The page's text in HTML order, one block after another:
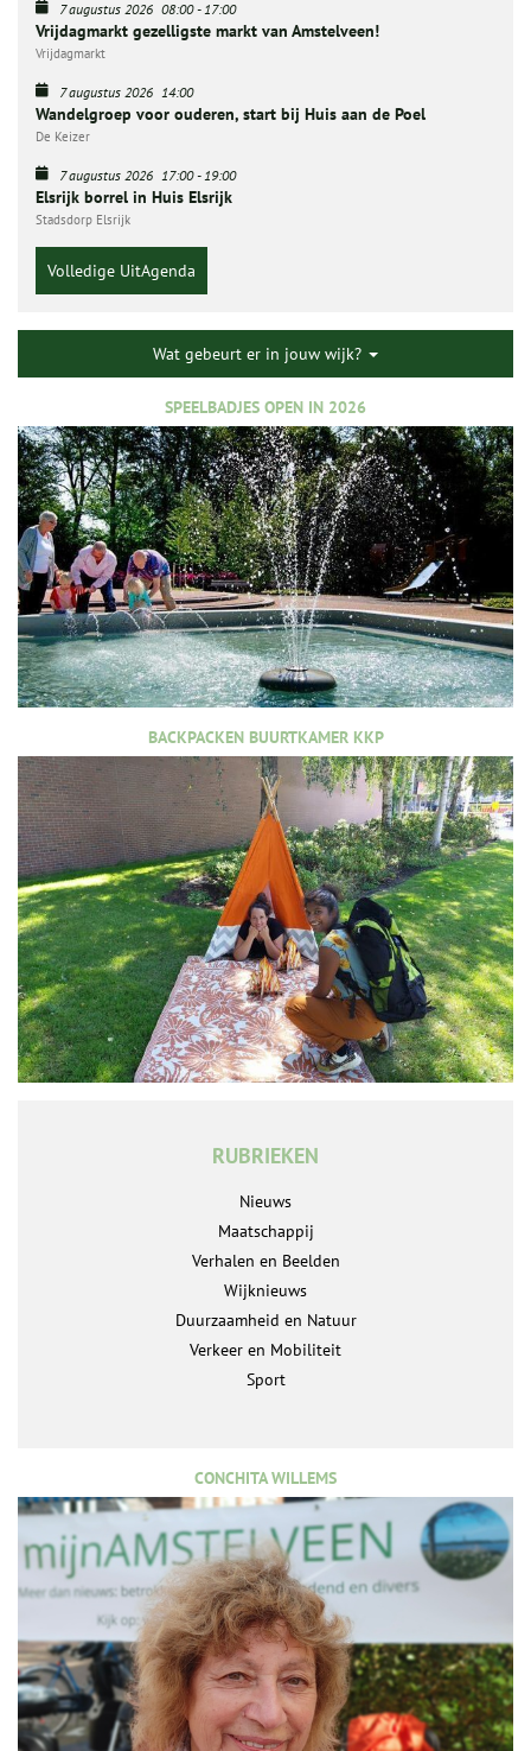
7 augustus 2026 08:00- 17:00
Vrijdagmarkt gezelligste markt van Amstelveen!
Vrijdagmarkt
7 augustus 2026 14:00
Wandelgroep voor ouderen, start bij Huis aan de Poel
De Keizer
7 augustus 2026 17:00- 19:00
Elsrijk borrel in Huis Elsrijk
Stadsdorp Elsrijk
Volledige UitAgenda
Wat gebeurt er in jouw wijk?
SPEELBADJES OPEN IN 2026
BACKPACKEN BUURTKAMER KKP
RUBRIEKEN
Nieuws
Maatschappij
Verhalen en Beelden
Wijknieuws
Duurzaamheid en Natuur
Verkeer en Mobiliteit
Sport
CONCHITA WILLEMS